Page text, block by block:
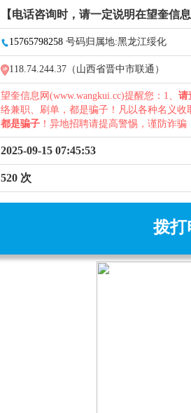
【电话咨询时，请一定说明在望奎信
15765798258 号码归属地:黑龙江绥化
118.74.244.37（山西省晋中市联通）
望奎信息网(www.wangkui.cc)提醒您：1、 请
络兼职、刷单，都是骗子！凡以各种名义收
都是骗子 ！异地招聘请提高警惕，谨防诈骗
2025-09-15 07:45:53
520 次
拨打